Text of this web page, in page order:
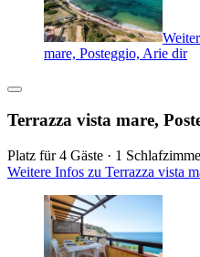
mare, Posteggio, Arie dir
Terrazza vista mare,
Platz für 4 Gäste · 1
Weitere Infos zu Terrazza vista